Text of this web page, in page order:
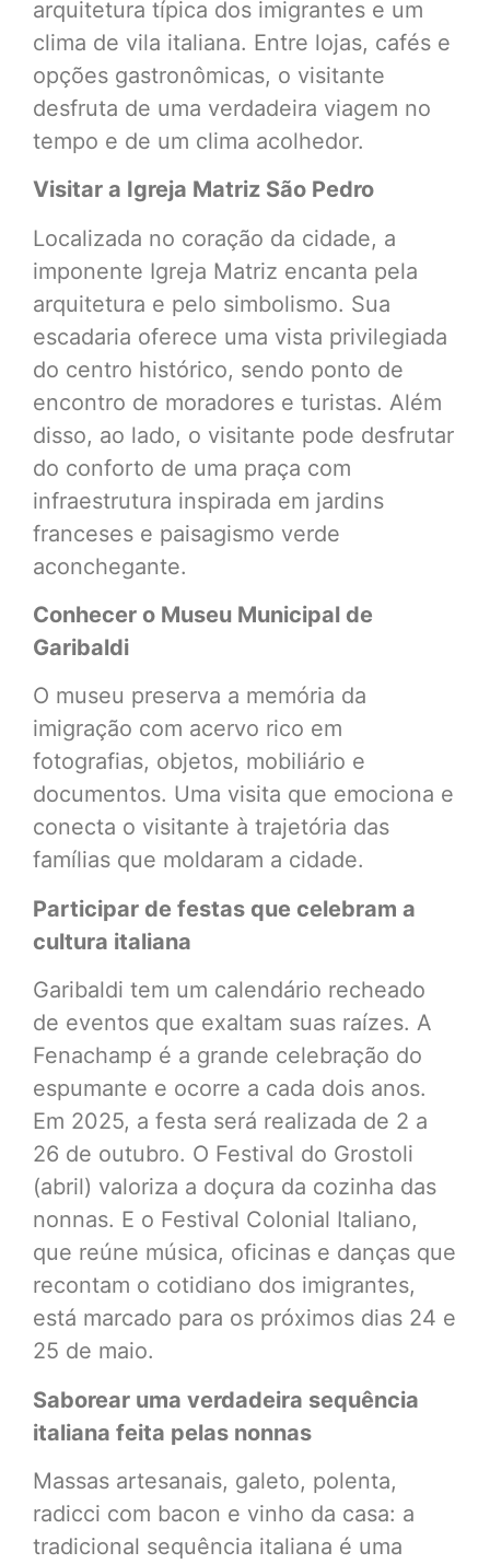
arquitetura típica dos imigrantes e um
clima de vila italiana. Entre lojas, cafés e
opções gastronômicas, o visitante
desfruta de uma verdadeira viagem no
tempo e de um clima acolhedor.
Visitar a Igreja Matriz São Pedro
Localizada no coração da cidade, a
imponente Igreja Matriz encanta pela
arquitetura e pelo simbolismo. Sua
escadaria oferece uma vista privilegiada
do centro histórico, sendo ponto de
encontro de moradores e turistas. Além
disso, ao lado, o visitante pode desfrutar
do conforto de uma praça com
infraestrutura inspirada em jardins
franceses e paisagismo verde
aconchegante.
Conhecer o Museu Municipal de
Garibaldi
O museu preserva a memória da
imigração com acervo rico em
fotografias, objetos, mobiliário e
documentos. Uma visita que emociona e
conecta o visitante à trajetória das
famílias que moldaram a cidade.
Participar de festas que celebram a
cultura italiana
Garibaldi tem um calendário recheado
de eventos que exaltam suas raízes. A
Fenachamp é a grande celebração do
espumante e ocorre a cada dois anos.
Em 2025, a festa será realizada de 2 a
26 de outubro. O Festival do Grostoli
(abril) valoriza a doçura da cozinha das
nonnas. E o Festival Colonial Italiano,
que reúne música, oficinas e danças que
recontam o cotidiano dos imigrantes,
está marcado para os próximos dias 24 e
25 de maio.
Saborear uma verdadeira sequência
italiana feita pelas nonnas
Massas artesanais, galeto, polenta,
radicci com bacon e vinho da casa: a
tradicional sequência italiana é uma